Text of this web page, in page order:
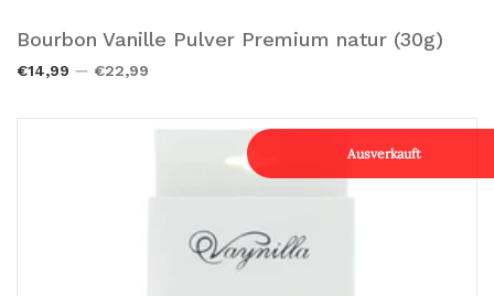
Bourbon Vanille Pulver Premium natur (30g)
€14,99 €22,99
Ausverkauft